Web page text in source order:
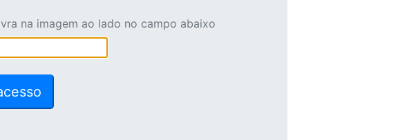
na imagem ao lado no campo abaixo